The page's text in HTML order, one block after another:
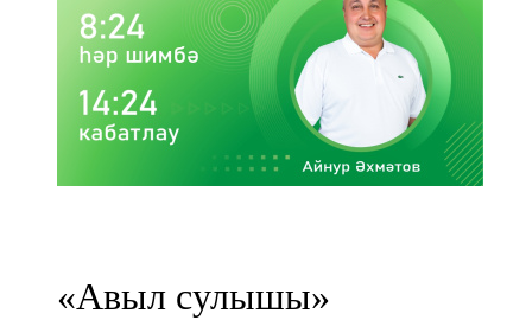
Казан
91,5 FM
Кайбыч
106,1 FM
71,51 FM
«Авыл сулышы»